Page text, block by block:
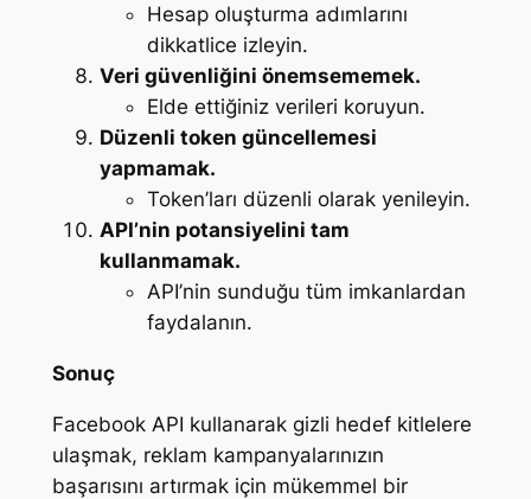
Hesap oluşturma adımlarını
dikkatlice izleyin.
Veri güvenliğini önemsememek.
Elde ettiğiniz verileri koruyun.
Düzenli token güncellemesi
yapmamak.
Token’ları düzenli olarak yenileyin.
API’nin potansiyelini tam
kullanmamak.
API’nin sunduğu tüm imkanlardan
faydalanın.
Sonuç
Facebook API kullanarak gizli hedef kitlelere
ulaşmak, reklam kampanyalarınızın
başarısını artırmak için mükemmel bir